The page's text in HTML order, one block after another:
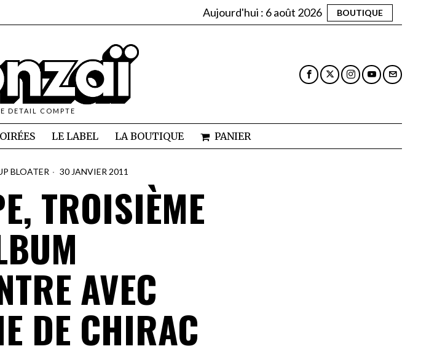
Aujourd'hui : 6 août 2026 BOUTIQUE
DETAIL COMPTE
LE LABEL LA BOUTIQUE PANIER
BLOATER 30 JANVIER 2011
TROISIÈME
AVEC
DE CHIRAC